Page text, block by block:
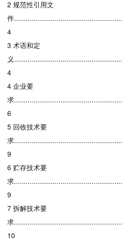
2 规范性引用文
件
4
3 术语和定
义
4
4 企业要
求
6
5 回收技术要
求
9
6 贮存技术要
求
9
7 拆解技术要
求
10